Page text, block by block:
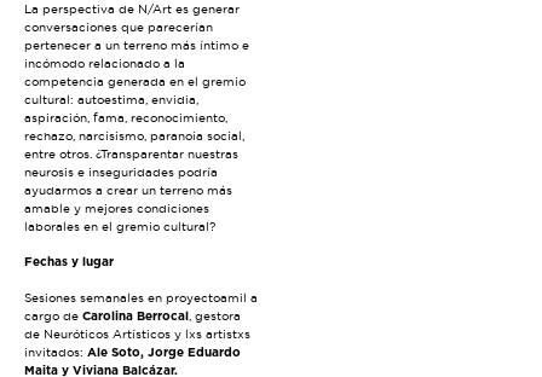
La perspectiva de N/Art es generar
conversaciones que parecerían
pertenecer a un terreno más íntimo e
incómodo relacionado a la
competencia generada en el gremio
cultural: autoestima, envidia,
aspiración, fama, reconocimiento,
rechazo, narcisismo, paranoia social,
entre otros. ¿Transparentar nuestras
neurosis e inseguridades podría
ayudarmos a crear un terreno más
amable y mejores condiciones
laborales en el gremio cultural?
Fechas y lugar
Sesiones semanales en proyectoamil a
cargo de Carolina Berrocal, gestora
de Neuróticos Artísticos y lxs artistxs
invitados: Ale Soto, Jorge Eduardo
Maita y Viviana Balcázar.